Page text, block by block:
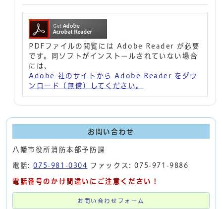
PDFファイルの閲覧には Adobe Reader が必要
です。同ソフトがインストールされていない場合
には、
Adobe 社のサイトから Adobe Reader をダウ
ンロード（無償）してください。
お問い合わせ
八幡市役所消防本部予防課
電話:075-981-0304 ファックス: 075-971-9886
電話番号のかけ間違いにご注意ください！
お問い合わせフォーム